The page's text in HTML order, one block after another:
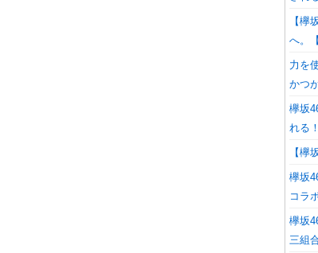
【欅
へ。
力を
かつ
欅坂
れる
【欅
欅坂
コラ
欅坂
三組